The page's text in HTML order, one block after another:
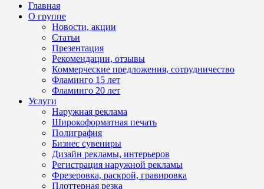
Главная
О группе
Новости, акции
Статьи
Презентация
Рекомендации, отзывы
Коммерческие предложения, сотрудничество
Фламинго 15 лет
Фламинго 20 лет
Услуги
Наружная реклама
Широкоформатная печать
Полиграфия
Бизнес сувениры
Дизайн рекламы, интерьеров
Регистрация наружной рекламы
Фрезеровка, раскрой, гравировка
Плоттерная резка